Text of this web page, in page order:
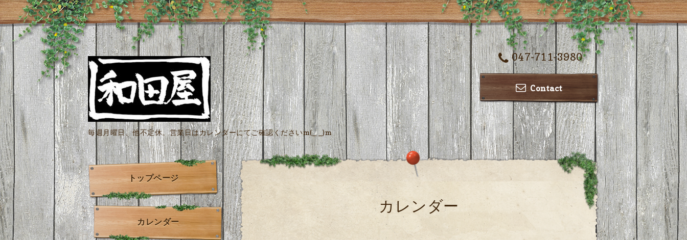
047-711-3980
Contact
毎週月曜日、他不定休。営業日はカレンダーにてご確認くださいm(_ _)m
カレンダー
トップページ
カレンダー